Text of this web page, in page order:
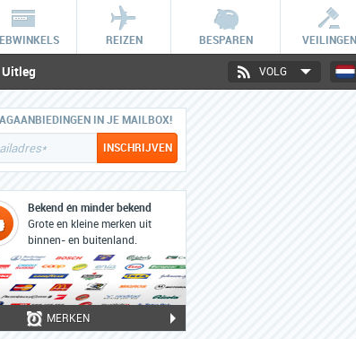
REIZEN BESPAREN VEILINGEN
Uitleg VOLG
IN JE MAILBOX!
Bekend én minder bekend
Grote en kleine merken uit
binnen- en buitenland.
MERKEN